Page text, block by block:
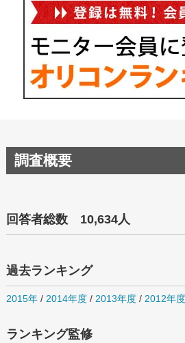
調査概要
回答者総数 10,634人
過去ランキング
2015年 / 2014年度 / 2013年度 / 2012年度
ランキング監修